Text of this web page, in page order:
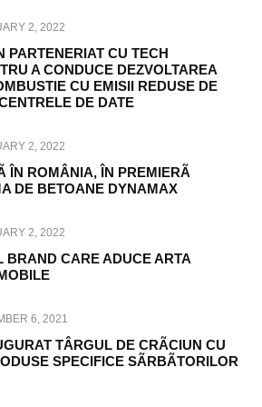
2, 2022
PARTENERIAT CU TECH
A CONDUCE DEZVOLTAREA
CU EMISII REDUSE DE
DE DATE
2, 2022
ÎN ROMÂNIA, ÎN PREMIERÃ
DE BETOANE DYNAMAX
2, 2022
BRAND CARE ADUCE ARTA
6, 2021
TÂRGUL DE CRÃCIUN CU
SPECIFICE SÃRBÃTORILOR